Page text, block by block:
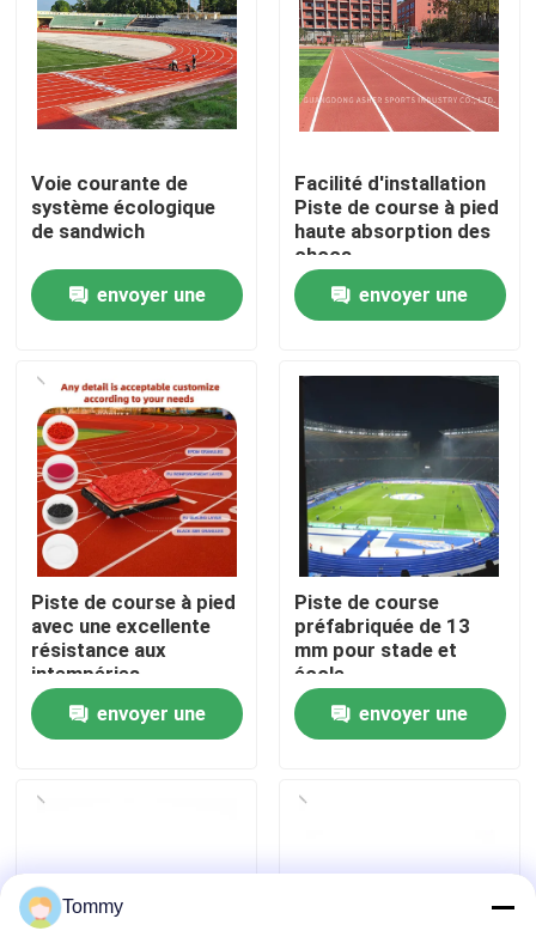
Accueil
Produits
Vidéos
À propos de nous
Visite de l'usine
Contrôle de qualité
Nous contacter
Demander un devis
Voie courante de
système écologique
de sandwich
envoyer une
Facilité d'installation
Piste de course à pied
haute absorption des
chocs
envoyer une
Piste de course à pied
avec une excellente
résistance aux
intempéries
envoyer une
Piste de course
préfabriquée de 13
mm pour stade et
école
envoyer une
Tommy